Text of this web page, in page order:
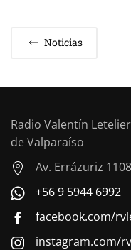
Noticias
Radio Valentín
de Valparaíso
Av. Errázuriz
+56 9 5944 6992
facebook.com/
instagram.com/